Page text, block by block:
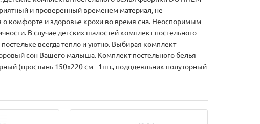
и проверенный временем материал, не
комфорте и здоровье крохи во время сна. Неоспоримым
В случае детских шалостей комплект постельного
всегда тепло и уютно. Выбирая комплект
сон Вашего малыша. Комплект постельного белья
(простынь 150х220 см - 1шт., пододеяльник полуторный